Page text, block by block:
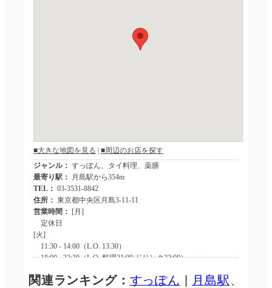
関連ランキング： すっぽん | 月島駅 、